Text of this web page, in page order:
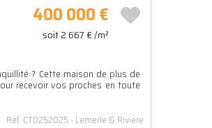
? Cette maison de plus de
recevoir vos proches en toute
Réf. CT0252025 Lemerle & Riviere
400 000 €
soit 2 667 € /m²